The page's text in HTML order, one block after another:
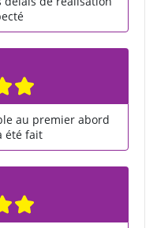
au premier abord
été fait